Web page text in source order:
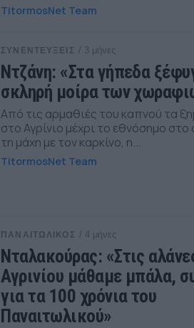
TitormosNet Team
ΣΥΝΕΝΤΕΥΞΕΙΣ / 3 μήνες
Ντζάνη: «Στα γήπεδα
σκληρή μοίρα των
Από τις αρμαθιές του καπνού τα
στο Αγρίνιο μέχρι το εθνόσημο στο
τη μάχη με τον καρκίνο, η...
TitormosNet Team
ΠΑΝΑΙΤΩΛΙΚΟΣ / 4 μήνες
Νταλακούρας: «Στις
Αγρινίου μάθαμε μπάλα,
για τα 100 χρόνια του
Παναιτωλικού»